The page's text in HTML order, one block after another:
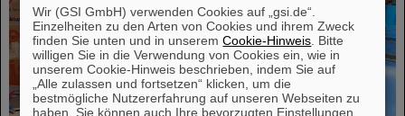
Wir (GSI GmbH) verwenden Cookies auf „gsi.de“.
Einzelheiten zu den Arten von Cookies und ihrem Zweck
finden Sie unten und in unseremCookie-Hinweis . Bitte
willigen Sie in die Verwendung von Cookies ein, wie in
unserem Cookie-Hinweis beschrieben, indem Sie auf
„Alle zulassen und fortsetzen“ klicken, um die
bestmögliche Nutzererfahrung auf unseren Webseiten zu
haben. Sie können auch Ihre bevorzugten Einstellungen